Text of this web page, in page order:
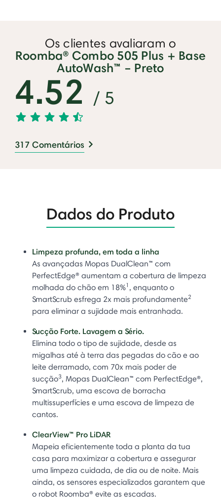
Os clientes avaliaram o
Roomba® Combo 505 Plus + Base
AutoWash™ – Preto
4.52 / 5
317 Comentários
Dados do Produto
Limpeza profunda, em toda a linha
As avançadas Mopas DualClean™ com
PerfectEdge® aumentam a cobertura de limpeza
molhada do chão em 18%1 , enquanto o
SmartScrub esfrega 2x mais profundamente2
para eliminar a sujidade mais entranhada.
Sucção Forte. Lavagem a Sério.
Elimina todo o tipo de sujidade, desde as
migalhas até à terra das pegadas do cão e ao
leite derramado, com 70x mais poder de
sucção3, Mopas DualClean™ com PerfectEdge®,
SmartScrub, uma escova de borracha
multissuperfícies e uma escova de limpeza de
cantos.
ClearView™ Pro LiDAR
Mapeia eficientemente toda a planta da tua
casa para maximizar a cobertura e assegurar
uma limpeza cuidada, de dia ou de noite. Mais
ainda, os sensores especializados garantem que
o robot Roomba® evite as escadas.